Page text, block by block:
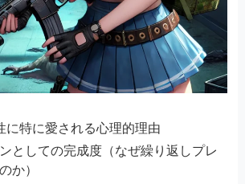
に特に愛される心理的理由
としての完成度（なぜ繰り返しプレ
か）